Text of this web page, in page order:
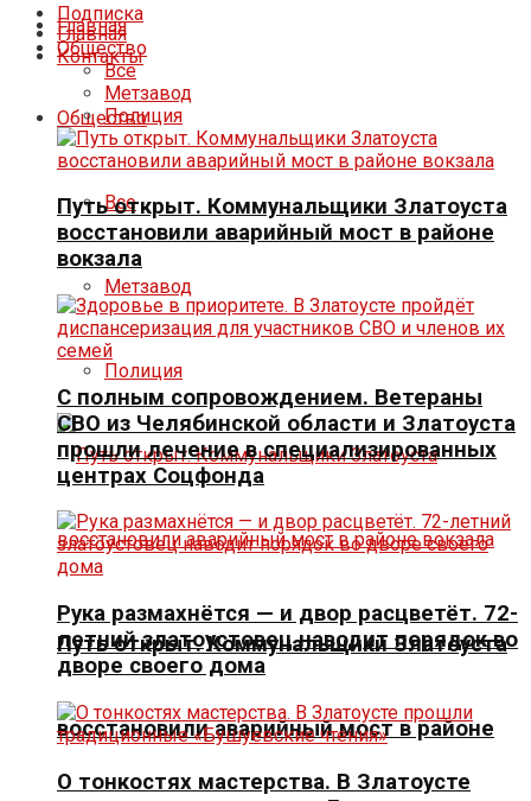
Подписка
Контакты
Главная
Общество
Все
Метзавод
Полиция
Путь открыт. Коммунальщики Златоуста
восстановили аварийный мост в районе
Главная
Общество
Все
Метзавод
Полиция
Путь открыт. Коммунальщики Златоуста
восстановили аварийный мост в районе
вокзала
С полным сопровождением. Ветераны
СВО из Челябинской области и Златоуста
прошли лечение в специализированных
центрах Соцфонда
Рука размахнётся — и двор расцветёт. 72-
летний златоустовец наводит порядок во
дворе своего дома
О тонкостях мастерства. В Златоусте